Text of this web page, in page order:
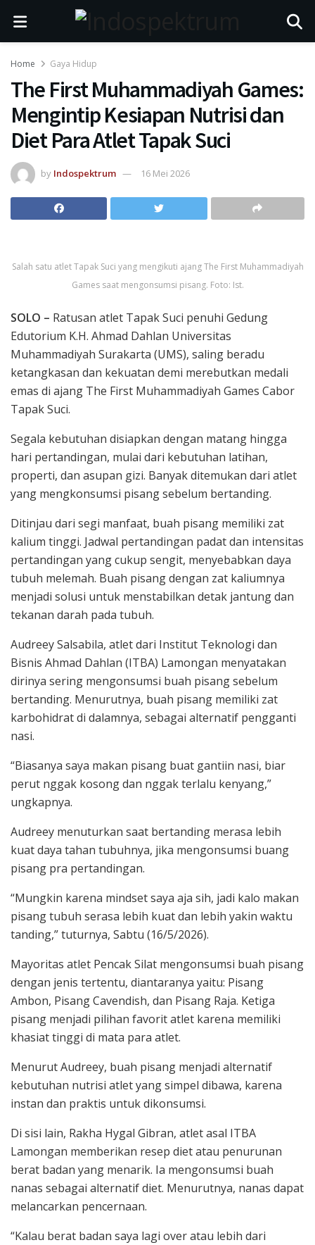
Home Gaya Hidup
The First Muhammadiyah Games:
Mengintip Kesiapan Nutrisi dan
Diet Para Atlet Tapak Suci
by Indospektrum 16 Mei 2026
Salah satu atlet Tapak Suci yang mengikuti ajang The First Muhammadiyah
Games saat mengonsumsi pisang. Foto: Ist.
SOLO – Ratusan atlet Tapak Suci penuhi Gedung
Edutorium K.H. Ahmad Dahlan Universitas
Muhammadiyah Surakarta (UMS), saling beradu
ketangkasan dan kekuatan demi merebutkan medali
emas di ajang The First Muhammadiyah Games Cabor
Tapak Suci.
Segala kebutuhan disiapkan dengan matang hingga
hari pertandingan, mulai dari kebutuhan latihan,
properti, dan asupan gizi. Banyak ditemukan dari atlet
yang mengkonsumsi pisang sebelum bertanding.
Ditinjau dari segi manfaat, buah pisang memiliki zat
kalium tinggi. Jadwal pertandingan padat dan intensitas
pertandingan yang cukup sengit, menyebabkan daya
tubuh melemah. Buah pisang dengan zat kaliumnya
menjadi solusi untuk menstabilkan detak jantung dan
tekanan darah pada tubuh.
Audreey Salsabila, atlet dari Institut Teknologi dan
Bisnis Ahmad Dahlan (ITBA) Lamongan menyatakan
dirinya sering mengonsumsi buah pisang sebelum
bertanding. Menurutnya, buah pisang memiliki zat
karbohidrat di dalamnya, sebagai alternatif pengganti
nasi.
“Biasanya saya makan pisang buat gantiin nasi, biar
perut nggak kosong dan nggak terlalu kenyang,”
ungkapnya.
Audreey menuturkan saat bertanding merasa lebih
kuat daya tahan tubuhnya, jika mengonsumsi buang
pisang pra pertandingan.
“Mungkin karena mindset saya aja sih, jadi kalo makan
pisang tubuh serasa lebih kuat dan lebih yakin waktu
tanding,” tuturnya, Sabtu (16/5/2026).
Mayoritas atlet Pencak Silat mengonsumsi buah pisang
dengan jenis tertentu, diantaranya yaitu: Pisang
Ambon, Pisang Cavendish, dan Pisang Raja. Ketiga
pisang menjadi pilihan favorit atlet karena memiliki
khasiat tinggi di mata para atlet.
Menurut Audreey, buah pisang menjadi alternatif
kebutuhan nutrisi atlet yang simpel dibawa, karena
instan dan praktis untuk dikonsumsi.
Di sisi lain, Rakha Hygal Gibran, atlet asal ITBA
Lamongan memberikan resep diet atau penurunan
berat badan yang menarik. Ia mengonsumsi buah
nanas sebagai alternatif diet. Menurutnya, nanas dapat
melancarkan pencernaan.
“Kalau berat badan saya lagi over atau lebih dari